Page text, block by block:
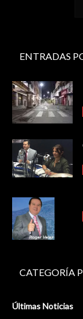
ENTRADAS
CATEGORÍA
Últimas Noticias